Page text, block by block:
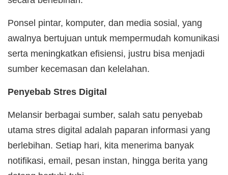
Ponsel pintar, komputer, dan media sosial, yang
awalnya bertujuan untuk mempermudah komunikasi
serta meningkatkan efisiensi, justru bisa menjadi
sumber kecemasan dan kelelahan.
Penyebab Stres Digital
Melansir berbagai sumber, salah satu penyebab
utama stres digital adalah paparan informasi yang
berlebihan. Setiap hari, kita menerima banyak
notifikasi, email, pesan instan, hingga berita yang